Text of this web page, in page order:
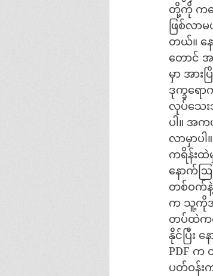
တို့ကို ကလ
ဖြစ်လာ
တယ်။ န
တောင်
မှာ အာ
ဒုက္ခရေ
လုပ်သေး
ပါ။ အ
လာမှာပ
ကရိန်းထဲ
နောက်ဩ
တစ်ဝက်နဲ့
က သူ့ကိုအ
တပ်ထဲကထွ
နိုင်ပြီး
PDF
ပတ်ဝန်း